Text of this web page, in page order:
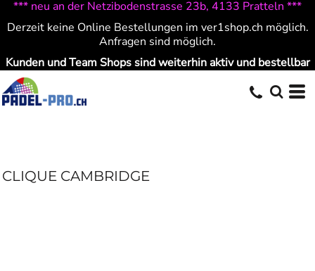
*** neu an der Netzibodenstrasse 23b, 4133 Pratteln ***
Derzeit keine Online Bestellungen im ver1shop.ch möglich.
Anfragen sind möglich.
Kunden und Team Shops sind weiterhin aktiv und bestellbar
CLIQUE CAMBRIDGE